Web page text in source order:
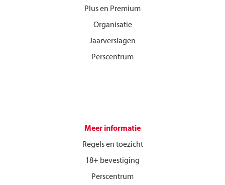
Plus en Premium
Organisatie
Jaarverslagen
Perscentrum
Meer informatie
Regels en toezicht
18+ bevestiging
Perscentrum